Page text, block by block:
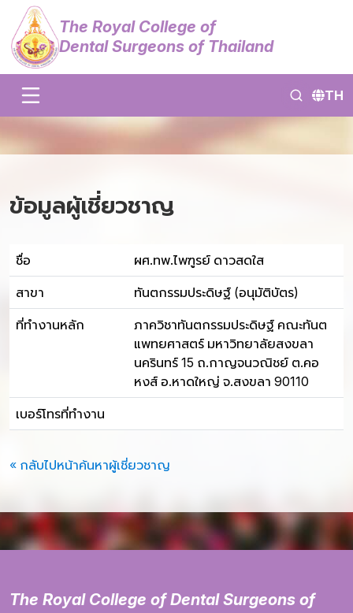
The Royal College of
Dental Surgeons of Thailand
TH
ข้อมูลผู้เชี่ยวชาญ
ชื่อ ผศ.ทพ.ไพฑูรย์ ดาวสดใส
สาขา ทันตกรรมประดิษฐ์ (อนุมัติบัตร)
ที่ทำงานหลัก
ภาควิชาทันตกรรมประดิษฐ์ คณะทันต
แพทยศาสตร์ มหาวิทยาลัยสงขลา
นครินทร์ 15 ถ.กาญจนวณิชย์ ต.คอ
หงส์ อ.หาดใหญ่ จ.สงขลา 90110
เบอร์โทรที่ทำงาน
« กลับไปหน้าค้นหาผู้เชี่ยวชาญ
The Royal College of Dental Surgeons of